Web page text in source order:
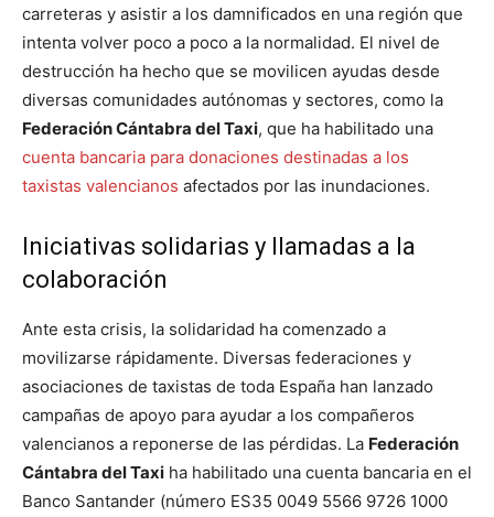
carreteras y asistir a los damnificados en una región que
intenta volver poco a poco a la normalidad. El nivel de
destrucción ha hecho que se movilicen ayudas desde
diversas comunidades autónomas y sectores, como la
Federación Cántabra del Taxi, que ha habilitado una
cuenta bancaria para donaciones destinadas a los
taxistas valencianos afectados por las inundaciones.
Iniciativas solidarias y llamadas a la
colaboración
Ante esta crisis, la solidaridad ha comenzado a
movilizarse rápidamente. Diversas federaciones y
asociaciones de taxistas de toda España han lanzado
campañas de apoyo para ayudar a los compañeros
valencianos a reponerse de las pérdidas. La Federación
Cántabra del Taxi ha habilitado una cuenta bancaria en el
Banco Santander (número ES35 0049 5566 9726 1000